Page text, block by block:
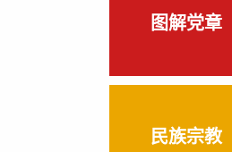
图解党章
民族宗教